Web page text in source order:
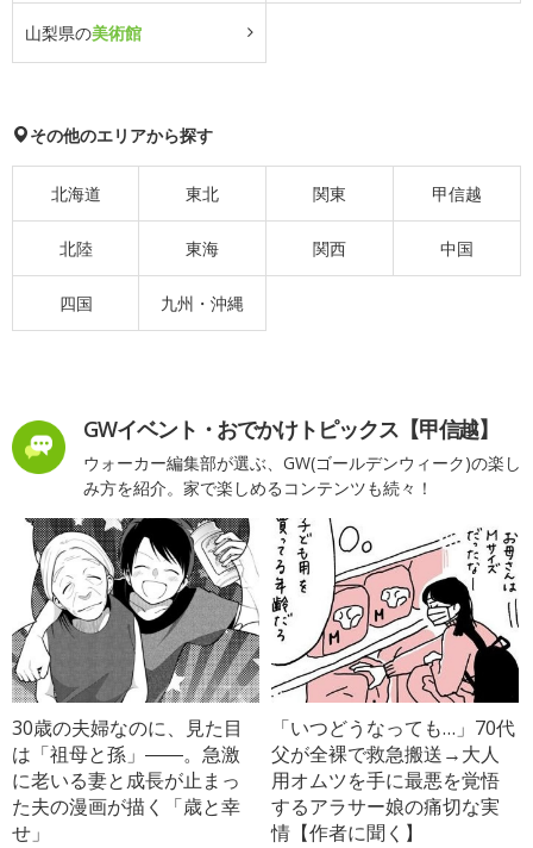
山梨県の美術館
その他のエリアから探す
北海道 東北 関東 甲信越
北陸 東海 関西 中国
四国 九州・沖縄
GWイベント・おでかけトピックス【甲信越】
ウォーカー編集部が選ぶ、GW(ゴールデンウィーク)の楽し
み方を紹介。家で楽しめるコンテンツも続々！
30歳の夫婦なのに、見た目
は「祖母と孫」――。急激
に老いる妻と成長が止まっ
た夫の漫画が描く「歳と幸
せ」
「いつどうなっても…」70代
父が全裸で救急搬送→大人
用オムツを手に最悪を覚悟
するアラサー娘の痛切な実
情【作者に聞く】